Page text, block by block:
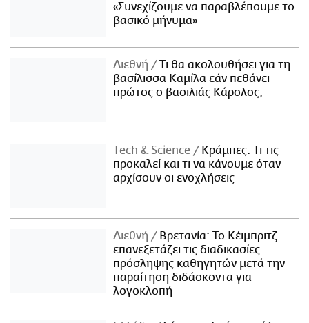
«Συνεχίζουμε να παραβλέπουμε το
βασικό μήνυμα»
Διεθνή
Τι θα ακολουθήσει για τη
βασίλισσα Καμίλα εάν πεθάνει
πρώτος ο βασιλιάς Κάρολος;
Τech & Science
Κράμπες: Τι τις
προκαλεί και τι να κάνουμε όταν
αρχίσουν οι ενοχλήσεις
Διεθνή
Βρετανία: Το Κέιμπριτζ
επανεξετάζει τις διαδικασίες
πρόσληψης καθηγητών μετά την
παραίτηση διδάσκοντα για
λογοκλοπή